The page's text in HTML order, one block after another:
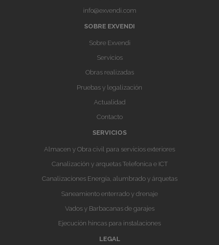
info@exvendi.com
SOBRE EXVENDI
Sobre Exvendi
Servicios
Obras realizadas
Pruebas y legalización
Actualidad
Contacto
SERVICIOS
Almacen y Obra civil para servicios exteriores
Canalización y arquetas Telefonica e ICT
Canalizaciones Energía, alumbrado y árquetas
Saneamiento enterrado y drenaje
Vados y Barbacanas de garajes
Ejecución hincas para instalaciones
LEGAL